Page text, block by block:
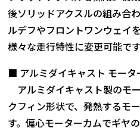
後ソリッドアクスルの組み合
ルデフやフロントワンウェイ
様々な走行特性に変更可能です
■ アルミダイキャスト モータ
アルミダイキャスト製のモ
クフィン形状で、発熱するモ
す。偏心モーターカムでギヤ